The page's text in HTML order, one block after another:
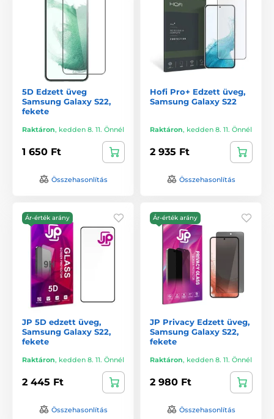
5D Edzett üveg
Samsung Galaxy S22,
fekete
Raktáron, kedden 8. 11. Önnél
1 650 Ft
Összehasonlítás
Hofi Pro+ Edzett üveg,
Samsung Galaxy S22
Raktáron, kedden 8. 11. Önnél
2 935 Ft
Összehasonlítás
Ár-érték arány
JP 5D edzett üveg,
Samsung Galaxy S22,
fekete
Raktáron, kedden 8. 11. Önnél
2 445 Ft
Összehasonlítás
Ár-érték arány
JP Privacy Edzett üveg,
Samsung Galaxy S22,
fekete
Raktáron, kedden 8. 11. Önnél
2 980 Ft
Összehasonlítás